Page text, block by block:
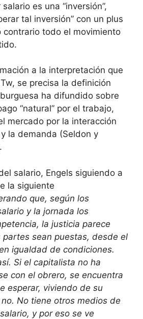
es una “inversión”,
tal inversión” con un plus
contrario todo el movimiento
a la interpretación que
se precisa la definición
ha difundido sobre
“natural” por el trabajo,
mercado por la interacción
la demanda (Seldon y
salario, Engels siguiendo a
la siguiente
que, según los
y la jornada los
la justicia parece
partes sean puestas, desde el
igualdad de condiciones.
Si el capitalista no ha
con el obrero, se encuentra
esperar, viviendo de su
No tiene otros medios de
y por eso se ve